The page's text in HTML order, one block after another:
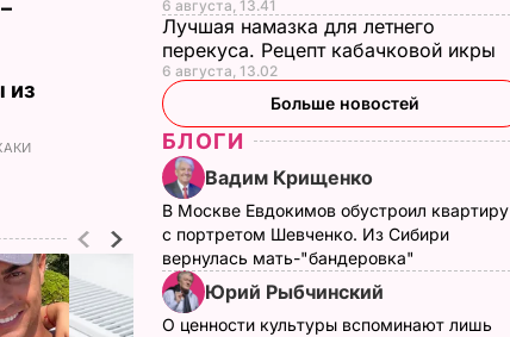
из
6 августа, 13.41
Лучшая намазка для летнего
перекуса. Рецепт кабачковой икры
6 августа, 13.02
Больше новостей
БЛОГИ
Вадим Крищенко
В Москве Евдокимов обустроил квартиру
с портретом Шевченко. Из Сибири
вернулась мать-"бандеровка"
Юрий Рыбчинский
О ценности культуры вспоминают лишь